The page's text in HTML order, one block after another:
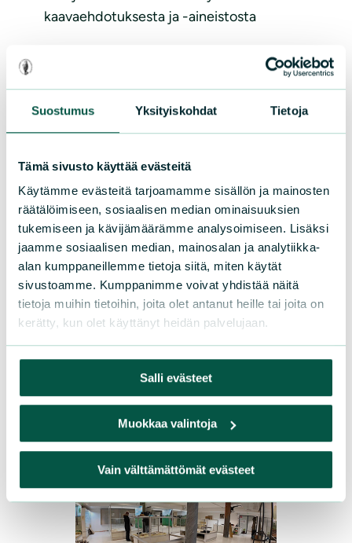
Suostumus Yksityiskohdat Tietoja
Tämä sivusto käyttää evästeitä
Käytämme evästeitä tarjoamamme sisällön ja mainosten
räätälöimiseen, sosiaalisen median ominaisuuksien
tukemiseen ja kävijämäärämme analysoimiseen. Lisäksi
jaamme sosiaalisen median, mainosalan ja analytiikka-
alan kumppaneillemme tietoja siitä, miten käytät
sivustoamme. Kumppanimme voivat yhdistää näitä
tietoja muihin tietoihin, joita olet antanut heille tai joita on
kerätty, kun olet käyttänyt heidän palvelujaan.
Salli evästeet
Muokkaa valintoja
Vain välttämättömät evästeet
kaavaehdotuksesta ja -aineistosta
LAUSUNNOT | 22.05.2025
Viheraluejärjestelmän
uudistaminen – Iisalmi
Annettu lausunto Iisalmen kaupungille
viheraluejärjestelmän uusimisesta